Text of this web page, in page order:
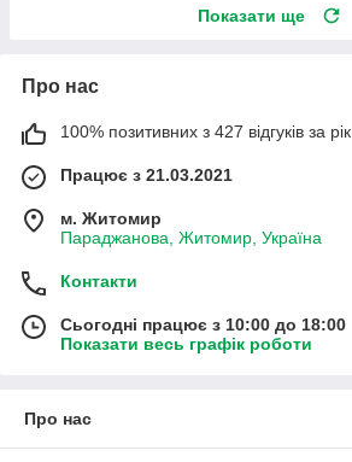
Показати ще
Про нас
100% позитивних з 427 відгуків за рік
Працює з 21.03.2021
м. Житомир
Параджанова, Житомир, Україна
Контакти
Сьогодні працює з 10:00 до 18:00
Показати весь графік роботи
Про нас